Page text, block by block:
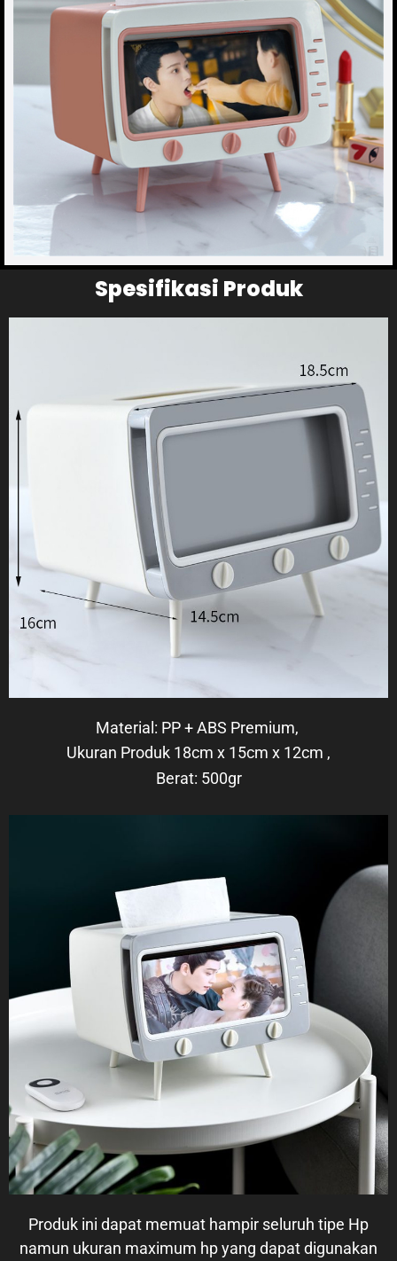
Spesifikasi Produk
Material: PP + ABS Premium,
Ukuran Produk 18cm x 15cm x 12cm ,
Berat: 500gr
Produk ini dapat memuat hampir seluruh tipe Hp
namun ukuran maximum hp yang dapat digunakan